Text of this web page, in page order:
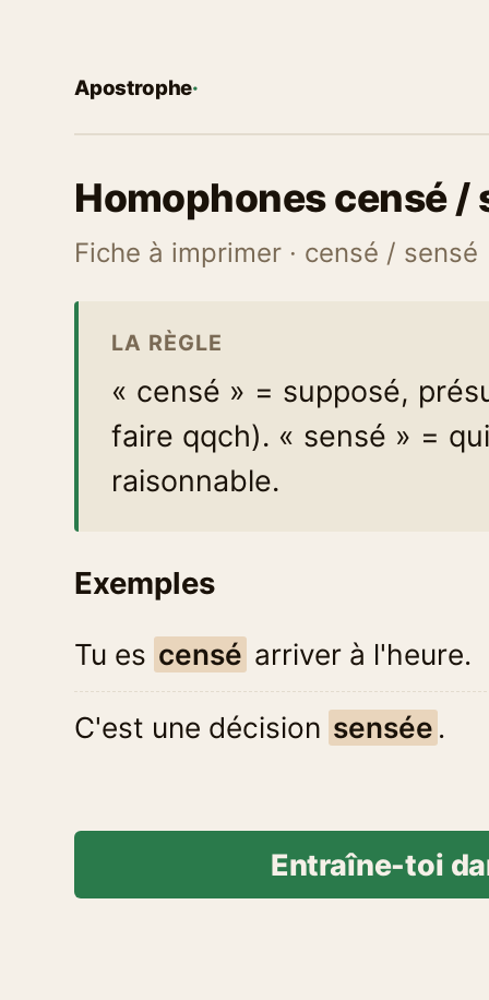
Apostrophe·
Homophones censé /
Fiche à imprimer · censé / sensé
LA RÈGLE
« censé » = supposé,
faire qqch). « sensé » =
raisonnable.
Exemples
Tu es censé arriver à l'heure.
C'est une décision sensée .
Entraîne-toi